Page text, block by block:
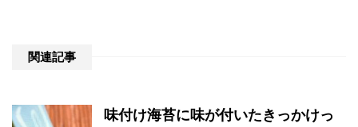
関連記事
味付け海苔に味が付いたきっかけっ